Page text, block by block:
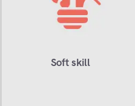
Soft skill